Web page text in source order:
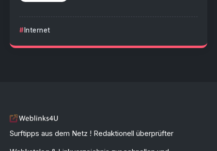
Internet
Surftipps aus dem Netz ! Redaktionell überprüfter